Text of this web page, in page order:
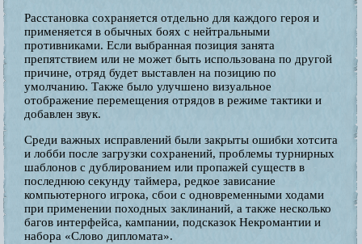
Расстановка сохраняется отдельно для каждого героя и
применяется в обычных боях с нейтральными
противниками. Если выбранная позиция занята
препятствием или не может быть использована по другой
причине, отряд будет выставлен на позицию по
умолчанию. Также было улучшено визуальное
отображение перемещения отрядов в режиме тактики и
добавлен звук.
Среди важных исправлений были закрыты ошибки хотсита
и лобби после загрузки сохранений, проблемы турнирных
шаблонов с дублированием или пропажей существ в
последнюю секунду таймера, редкое зависание
компьютерного игрока, сбои с одновременными ходами
при применении походных заклинаний, а также несколько
багов интерфейса, кампании, подсказок Некромантии и
набора «Слово дипломата».